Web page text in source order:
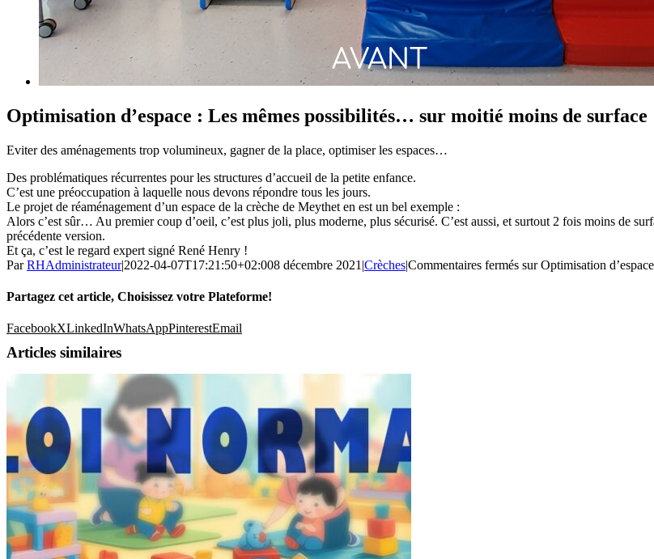
Optimisation d’espace : Les mêmes possibilités… sur moitié moins de surface
Eviter des aménagements trop volumineux, gagner de la place, optimiser les espaces…
Des problématiques récurrentes pour les structures d’accueil de la petite enfance.
C’est une préoccupation à laquelle nous devons répondre tous les jours.
Le projet de réaménagement d’un espace de la crèche de Meythet en est un bel exemple :
Alors c’est sûr… Au premier coup d’oeil, c’est plus joli, plus moderne, plus sécurisé. C’est aussi, et surtout 2 fois moins de
précédente version.
Et ça, c’est le regard expert signé René Henry !
ParRHAdministrateur|2022-04-07T17:21:50+02:008 décembre 2021 |Crèches|Commentaires fermés sur Optimisation
Partagez cet article, Choisissez votre Plateforme!
FacebookXLinkedInWhatsAppPinterestEmail
Articles similaires